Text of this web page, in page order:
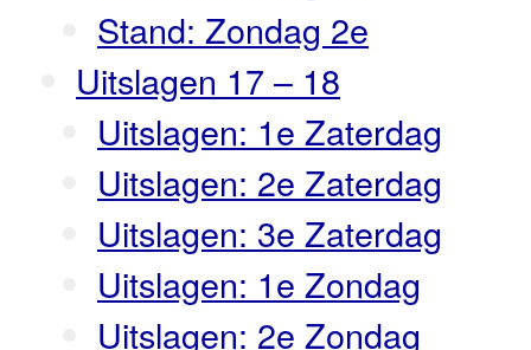
Stand: Zondag 2e
Uitslagen 17 – 18
Uitslagen: 1e Zaterdag
Uitslagen: 2e Zaterdag
Uitslagen: 3e Zaterdag
Uitslagen: 1e Zondag
Uitslagen: 2e Zondag